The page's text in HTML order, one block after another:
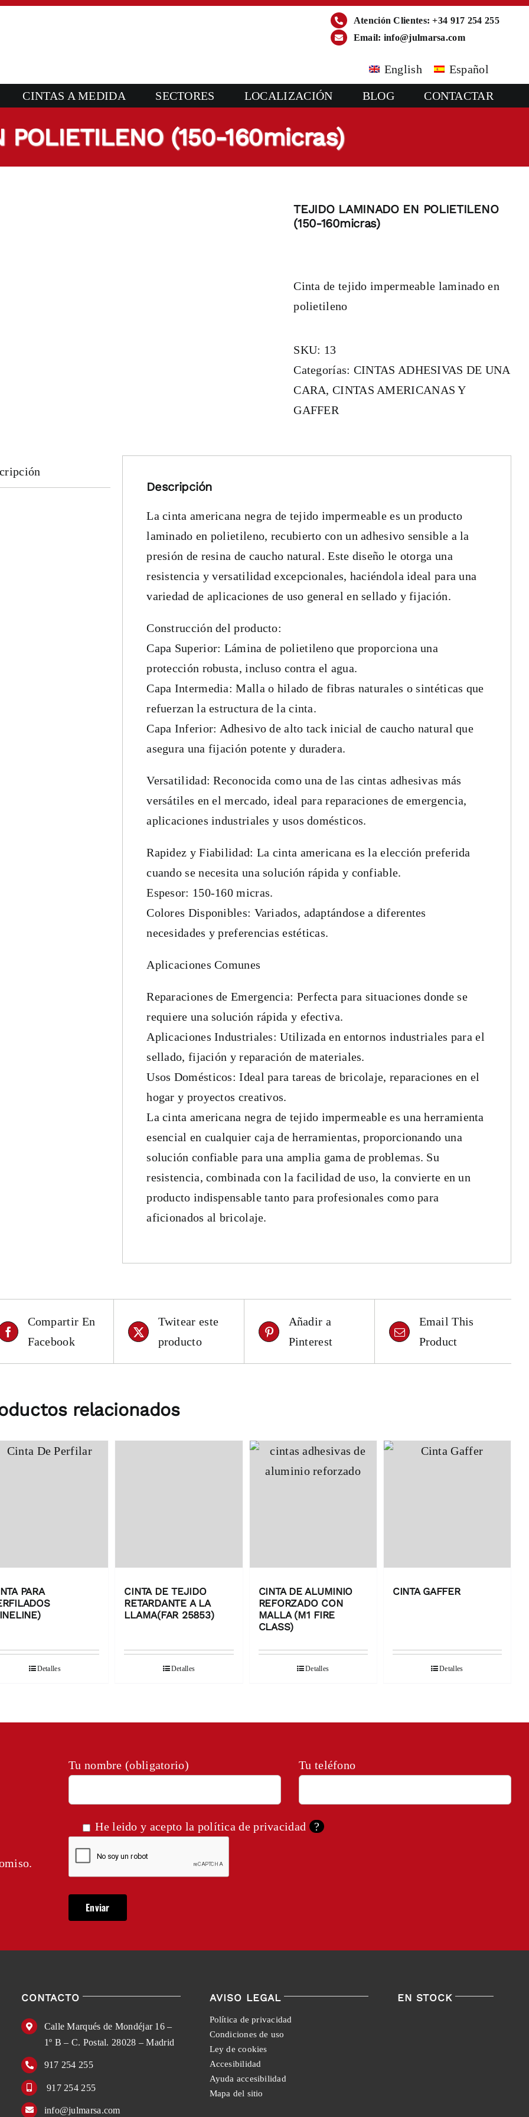
Atención Clientes: +34 917 254 255
Email: info@julmarsa.com
English Español
CINTAS A MEDIDA SECTORES LOCALIZACIÓN BLOG CONTACTAR
POLIETILENO (150-160micras)
TEJIDO LAMINADO EN POLIETILENO
(150-160micras)
Cinta de tejido impermeable laminado en
polietileno
SKU: 13
Categorías: CINTAS ADHESIVAS DE UNA
CARA,CINTAS AMERICANAS Y
GAFFER
Descripción
La cinta americana negra de tejido impermeable es un producto
laminado en polietileno, recubierto con un adhesivo sensible a la
presión de resina de caucho natural. Este diseño le otorga una
resistencia y versatilidad excepcionales, haciéndola ideal para una
variedad de aplicaciones de uso general en sellado y fijación.
Construcción del producto:
Capa Superior: Lámina de polietileno que proporciona una
protección robusta, incluso contra el agua.
Capa Intermedia: Malla o hilado de fibras naturales o sintéticas que
refuerzan la estructura de la cinta.
Capa Inferior: Adhesivo de alto tack inicial de caucho natural que
asegura una fijación potente y duradera.
Versatilidad: Reconocida como una de las cintas adhesivas más
versátiles en el mercado, ideal para reparaciones de emergencia,
aplicaciones industriales y usos domésticos.
Rapidez y Fiabilidad: La cinta americana es la elección preferida
cuando se necesita una solución rápida y confiable.
Espesor: 150-160 micras.
Colores Disponibles: Variados, adaptándose a diferentes
necesidades y preferencias estéticas.
Aplicaciones Comunes
Reparaciones de Emergencia: Perfecta para situaciones donde se
requiere una solución rápida y efectiva.
Aplicaciones Industriales: Utilizada en entornos industriales para el
sellado, fijación y reparación de materiales.
Usos Domésticos: Ideal para tareas de bricolaje, reparaciones en el
hogar y proyectos creativos.
La cinta americana negra de tejido impermeable es una herramienta
esencial en cualquier caja de herramientas, proporcionando una
solución confiable para una amplia gama de problemas. Su
resistencia, combinada con la facilidad de uso, la convierte en un
producto indispensable tanto para profesionales como para
aficionados al bricolaje.
Compartir En
Facebook
Twitear este
producto
Añadir a
Pinterest
Email This
Product
relacionados
PARA
Detalles
CINTA DE TEJIDO
RETARDANTE A LA
LLAMA(FAR 25853)
Detalles
CINTA DE ALUMINIO
REFORZADO CON
MALLA (M1 FIRE
CLASS)
Detalles
CINTA GAFFER
Detalles
Tu nombre (obligatorio) Tu teléfono
He leido y acepto la política de privacidad ?
CONTACTO
Calle Marqués de Mondéjar 16 –
1º B – C. Postal. 28028 – Madrid
917 254 255
917 254 255
info@julmarsa.com
AVISO LEGAL
Política de privacidad
Condiciones de uso
Ley de cookies
Accesibilidad
Ayuda accesibilidad
Mapa del sitio
EN STOCK